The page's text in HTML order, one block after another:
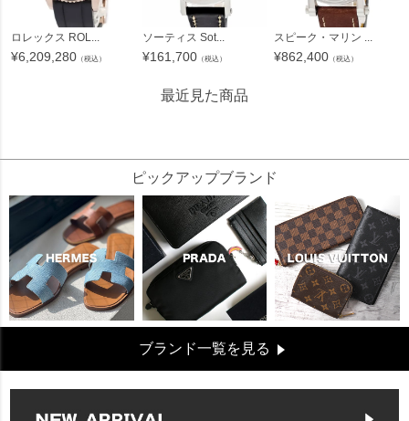
ロレックス ROL...
¥6,209,280 （税込）
ソーティス Sot...
¥161,700 （税込）
スピーク・マリン ...
¥862,400 （税込）
最近見た商品
ピックアップブランド
ブランド一覧を見る